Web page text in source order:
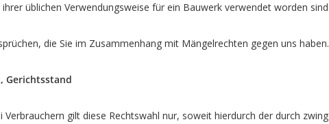
üblichen Verwendungsweise für ein Bauwerk verwendet worden
die Sie im Zusammenhang mit Mängelrechten gegen uns haben.
Gerichtsstand
gilt diese Rechtswahl nur, soweit hierdurch der durch